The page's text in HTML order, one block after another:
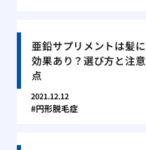
亜鉛サプリメントは髪に
効果あり？選び方と注意
点
2021.12.12
円形脱毛症